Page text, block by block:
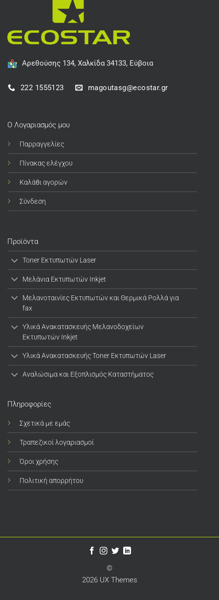
Αρεθούσης 134, Χαλκίδα 34133, Εύβοια
222 1555123 magoutasg@ecostar.gr
Ο Λογαριασμός μου
Παρραγγελίες
Πίνακας ελέγχου
Καλάθι αγορών
Σύνδεση
Προϊόντα
Toner Εκτυπωτών Laser
Μελάνια Εκτυπωτών Inkjet
Μελανοταινίες Εκτυπωτών και Θερμικά Ρολλά για
fax
Υλικά Ανακατασκευής Μελανοδοχείων
Εκτυπωτών Inkjet
Υλικά Ανακατασκευής Toner Εκτυπωτών Laser
Αναλώσιμα και Εξοπλισμός Καταστήματος
Πληροφορίες
Σχετικά με εμάς
Τραπεζικοί λογαριασμοί
Όροι χρήσης
Πολιτική απορρήτου
©
2026 UX Themes